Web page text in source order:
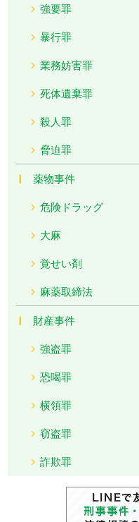
強要罪
暴行罪
業務妨害罪
死体遺棄罪
殺人罪
脅迫罪
薬物事件
危険ドラッグ
大麻
覚せい剤
麻薬取締法
財産事件
強盗罪
恐喝罪
横領罪
窃盗罪
詐欺罪